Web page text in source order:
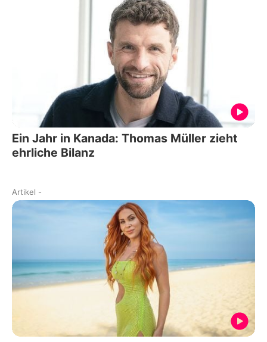
Ein Jahr in Kanada: Thomas Müller zieht
ehrliche Bilanz
Artikel -